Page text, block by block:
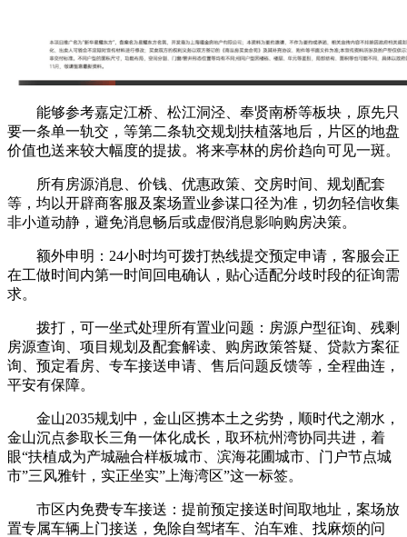
能够参考嘉定江桥、松江洞泾、奉贤南桥等板块，原先只
要一条单一轨交，等第二条轨交规划扶植落地后，片区的地盘
价值也送来较大幅度的提拔。将来亭林的房价趋向可见一斑。
所有房源消息、价钱、优惠政策、交房时间、规划配套
等，均以开辟商客服及案场置业参谋口径为准，切勿轻信收集
非小道动静，避免消息畅后或虚假消息影响购房决策。
额外申明：24小时均可拨打热线提交预定申请，客服会正
在工做时间内第一时间回电确认，贴心适配分歧时段的征询需
求。
拨打，可一坐式处理所有置业问题：房源户型征询、残剩
房源查询、项目规划及配套解读、购房政策答疑、贷款方案征
询、预定看房、专车接送申请、售后问题反馈等，全程曲连，
平安有保障。
金山2035规划中，金山区携本土之劣势，顺时代之潮水，
金山沉点参取长三角一体化成长，取环杭州湾协同共进，着
眼“扶植成为产城融合样板城市、滨海花圃城市、门户节点城
市”三风雅针，实正坐实”上海湾区”这一标签。
市区内免费专车接送：提前预定接送时间取地址，案场放
置专属车辆上门接送，免除自驾堵车、泊车难、找麻烦的问